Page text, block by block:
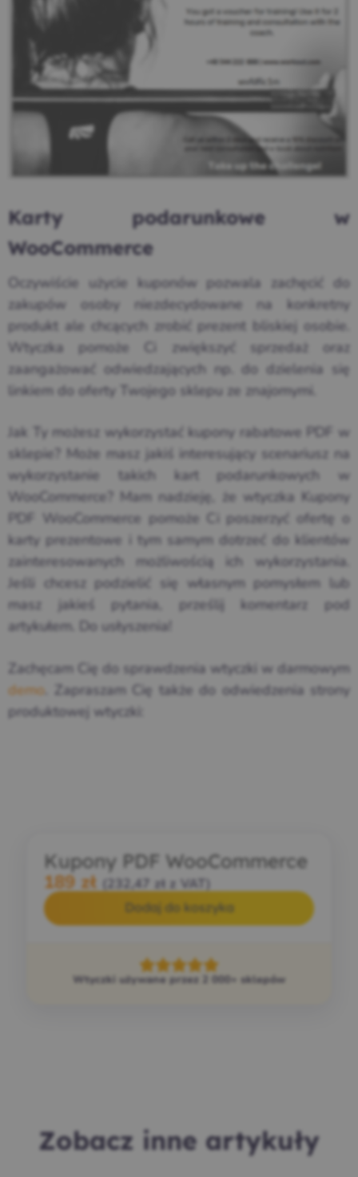
Karty podarunkowe w
WooCommerce
Oczywiście użycie kuponów pozwala zachęcić do
zakupów osoby niezdecydowane na konkretny
produkt ale chcących zrobić prezent bliskiej osobie.
Wtyczka pomoże Ci zwiększyć sprzedaż oraz
zaangażować odwiedzających np. do dzielenia się
linkiem do oferty Twojego sklepu ze znajomymi.
Jak Ty możesz wykorzystać kupony rabatowe PDF w
sklepie? Może masz jakiś interesujący scenariusz na
wykorzystanie takich kart podarunkowych w
WooCommerce? Mam nadzieję, że wtyczka Kupony
PDF WooCommerce pomoże Ci poszerzyć ofertę o
karty prezentowe i tym samym dotrzeć do klientów
zainteresowanych możliwością ich wykorzystania.
Jeśli chcesz podzielić się własnym pomysłem lub
masz jakieś pytania, prześlij komentarz pod
artykułem. Do usłyszenia!
Zachęcam Cię do sprawdzenia wtyczki w darmowym
demo . Zapraszam Cię także do odwiedzenia strony
produktowej wtyczki:
Kupony PDF WooCommerce
189 zł 232,47 zł
z VAT)
Dodaj do koszyka
Wtyczki używane przez 2 000+ sklepów
Zobacz inne artykuły